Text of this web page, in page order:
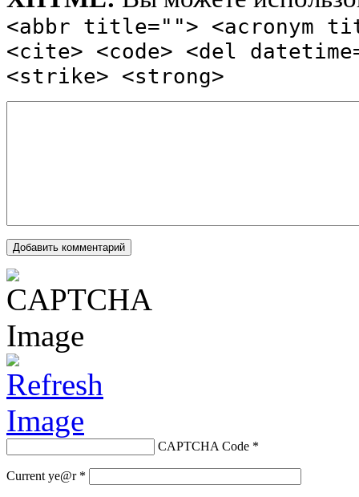
<abbr title=""> <acronym
<cite> <code> <del
<strike> <strong>
CAPTCHA Code *
Current ye@r *